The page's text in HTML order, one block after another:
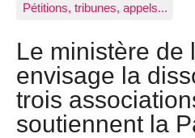
Pétitions, tribunes, appels...
Le ministère de
envisage la
trois
soutiennent la